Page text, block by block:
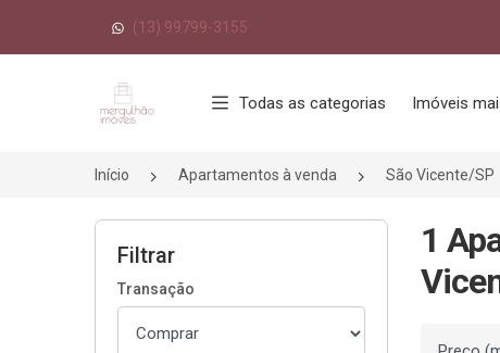
(13) 99799-3155
Página inicial
Todas as categorias Imóveis
Início Apartamentos à venda São Vicente/SP
Filtrar
Transação
1